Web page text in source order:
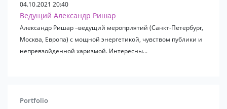
T-Killah
Влада
София Никитчук (Мисс Россия 2015)
Дино МС
Неангелы
Bass king, Dj L'amour и десятки других.
04.10.2021 20:40
Ведущий Александр Ришар
Александр Ришар –ведущий мероприятий (Санкт-Петербург,
Москва, Европа) с мощной энергетикой, чувством публики и
непревзойденной харизмой. Интересны...
Portfolio